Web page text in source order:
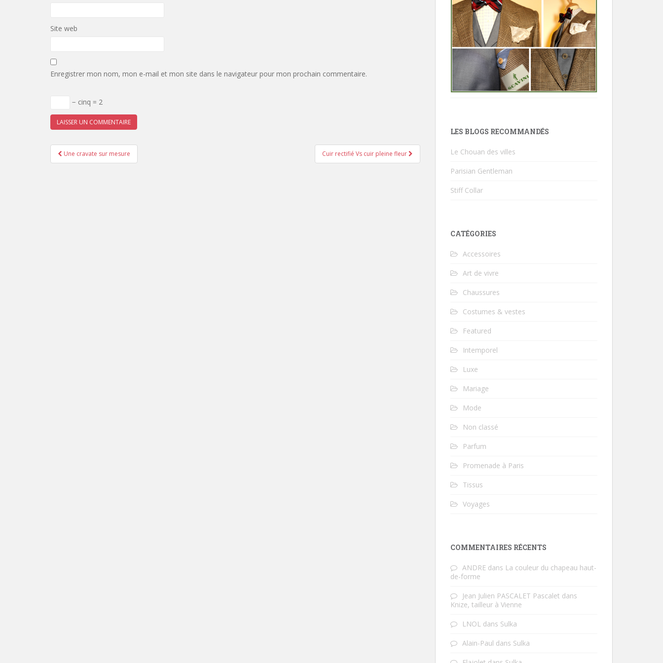
Site web
Enregistrer mon nom, mon e-mail et mon site dans le navigateur pour mon prochain commentaire.
− cinq = 2
Pagination
d'article
Une cravate sur mesure Cuir rectifié Vs cuir pleine fleur
LES BLOGS RECOMMANDÉS
Le Chouan des villes
Parisian Gentleman
Stiff Collar
CATÉGORIES
Accessoires
Art de vivre
Chaussures
Costumes & vestes
Featured
Intemporel
Luxe
Mariage
Mode
Non classé
Parfum
Promenade à Paris
Tissus
Voyages
COMMENTAIRES RÉCENTS
ANDRE dans La couleur du chapeau haut-
de-forme
Jean Julien PASCALET Pascalet dans
Knize, tailleur à Vienne
LNOL dans Sulka
Alain-Paul dans Sulka